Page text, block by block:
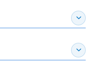
展開
展開